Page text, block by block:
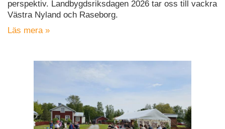
perspektiv. Landbygdsriksdagen 2026 tar oss till vackra
Västra Nyland och Raseborg.
Läs mera »